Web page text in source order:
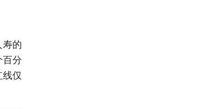
的
分
仅